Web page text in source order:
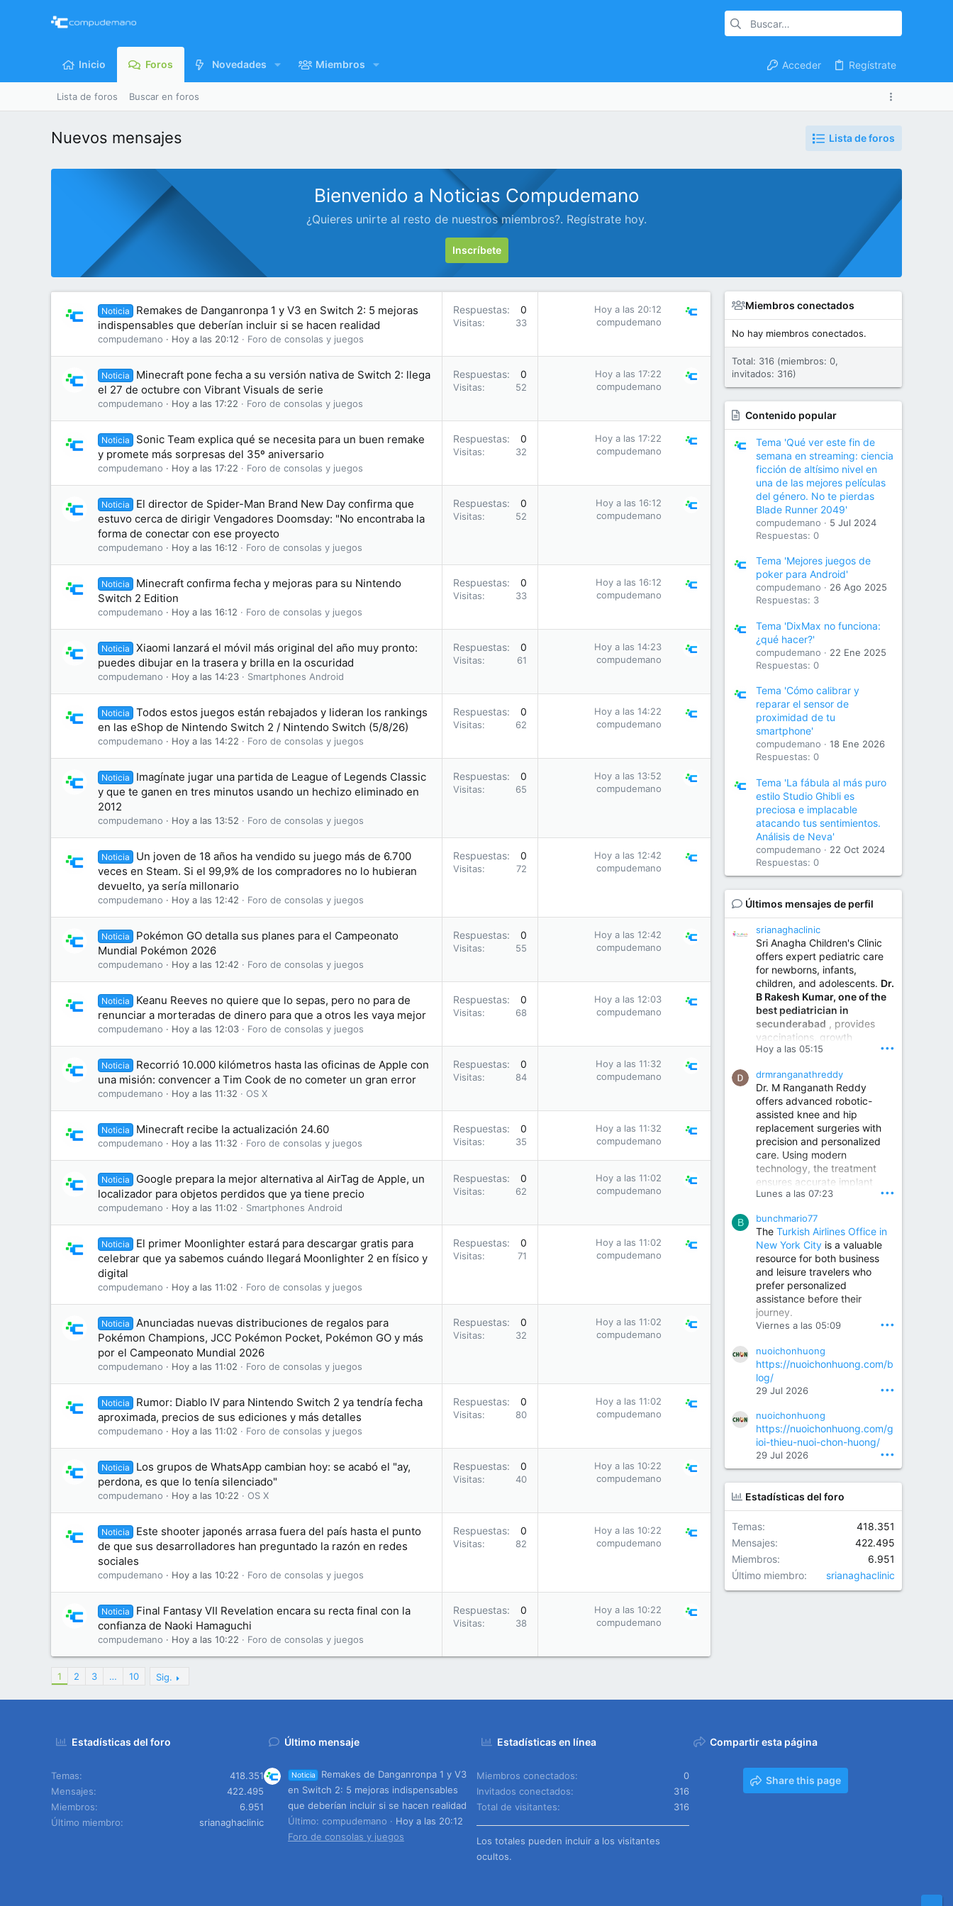
Inicio Foros Novedades Miembros Acceder Regístrate
Lista de foros Buscar en foros
Nuevos mensajes Lista de foros
Bienvenido a Noticias Compudemano
¿Quieres unirte al resto de nuestros miembros?. Regístrate hoy.
Inscríbete
Noticia
Remakes de Danganronpa 1 y V3 en Switch 2: 5 mejoras
indispensables que deberían incluir si se hacen realidad
compudemano Hoy a las 20:12 Foro de consolas y juegos
Respuestas 0
Visitas 33
Hoy a las 20:12
compudemano
Noticia
Minecraft pone fecha a su versión nativa de Switch 2: llega
el 27 de octubre con Vibrant Visuals de serie
compudemano Hoy a las 17:22 Foro de consolas y juegos
Respuestas 0
Visitas 52
Hoy a las 17:22
compudemano
Noticia
Sonic Team explica qué se necesita para un buen remake
y promete más sorpresas del 35º aniversario
compudemano Hoy a las 17:22 Foro de consolas y juegos
Respuestas 0
Visitas 32
Hoy a las 17:22
compudemano
Noticia
El director de Spider-Man Brand New Day confirma que
estuvo cerca de dirigir Vengadores Doomsday: "No encontraba la
forma de conectar con ese proyecto
compudemano Hoy a las 16:12 Foro de consolas y juegos
Respuestas 0
Visitas 52
Hoy a las 16:12
compudemano
Noticia
Minecraft confirma fecha y mejoras para su Nintendo
Switch 2 Edition
compudemano Hoy a las 16:12 Foro de consolas y juegos
Respuestas 0
Visitas 33
Hoy a las 16:12
compudemano
Noticia
Xiaomi lanzará el móvil más original del año muy pronto:
puedes dibujar en la trasera y brilla en la oscuridad
compudemano Hoy a las 14:23 Smartphones Android
Respuestas 0
Visitas 61
Hoy a las 14:23
compudemano
Noticia
Todos estos juegos están rebajados y lideran los rankings
en las eShop de Nintendo Switch 2 / Nintendo Switch (5/8/26)
compudemano Hoy a las 14:22 Foro de consolas y juegos
Respuestas 0
Visitas 62
Hoy a las 14:22
compudemano
Noticia
Imagínate jugar una partida de League of Legends Classic
y que te ganen en tres minutos usando un hechizo eliminado en
2012
compudemano Hoy a las 13:52 Foro de consolas y juegos
Respuestas 0
Visitas 65
Hoy a las 13:52
compudemano
Noticia
Un joven de 18 años ha vendido su juego más de 6.700
veces en Steam. Si el 99,9% de los compradores no lo hubieran
devuelto, ya sería millonario
compudemano Hoy a las 12:42 Foro de consolas y juegos
Respuestas 0
Visitas 72
Hoy a las 12:42
compudemano
Noticia
Pokémon GO detalla sus planes para el Campeonato
Mundial Pokémon 2026
compudemano Hoy a las 12:42 Foro de consolas y juegos
Respuestas 0
Visitas 55
Hoy a las 12:42
compudemano
Noticia
Keanu Reeves no quiere que lo sepas, pero no para de
renunciar a morteradas de dinero para que a otros les vaya mejor
compudemano Hoy a las 12:03 Foro de consolas y juegos
Respuestas 0
Visitas 68
Hoy a las 12:03
compudemano
Noticia
Recorrió 10.000 kilómetros hasta las oficinas de Apple con
una misión: convencer a Tim Cook de no cometer un gran error
compudemano Hoy a las 11:32 OS X
Respuestas 0
Visitas 84
Hoy a las 11:32
compudemano
Noticia Minecraft recibe la actualización 24.60
compudemano Hoy a las 11:32 Foro de consolas y juegos
Respuestas 0
Visitas 35
Hoy a las 11:32
compudemano
Noticia
Google prepara la mejor alternativa al AirTag de Apple, un
localizador para objetos perdidos que ya tiene precio
compudemano Hoy a las 11:02 Smartphones Android
Respuestas 0
Visitas 62
Hoy a las 11:02
compudemano
Noticia
El primer Moonlighter estará para descargar gratis para
celebrar que ya sabemos cuándo llegará Moonlighter 2 en físico y
digital
compudemano Hoy a las 11:02 Foro de consolas y juegos
Respuestas 0
Visitas 71
Hoy a las 11:02
compudemano
Noticia
Anunciadas nuevas distribuciones de regalos para
Pokémon Champions, JCC Pokémon Pocket, Pokémon GO y más
por el Campeonato Mundial 2026
compudemano Hoy a las 11:02 Foro de consolas y juegos
Respuestas 0
Visitas 32
Hoy a las 11:02
compudemano
Noticia
Rumor: Diablo IV para Nintendo Switch 2 ya tendría fecha
aproximada, precios de sus ediciones y más detalles
compudemano Hoy a las 11:02 Foro de consolas y juegos
Respuestas 0
Visitas 80
Hoy a las 11:02
compudemano
Noticia
Los grupos de WhatsApp cambian hoy: se acabó el "ay,
perdona, es que lo tenía silenciado"
compudemano Hoy a las 10:22 OS X
Respuestas 0
Visitas 40
Hoy a las 10:22
compudemano
Noticia
Este shooter japonés arrasa fuera del país hasta el punto
de que sus desarrolladores han preguntado la razón en redes
sociales
compudemano Hoy a las 10:22 Foro de consolas y juegos
Respuestas 0
Visitas 82
Hoy a las 10:22
compudemano
Noticia
Final Fantasy VII Revelation encara su recta final con la
confianza de Naoki Hamaguchi
compudemano Hoy a las 10:22 Foro de consolas y juegos
Respuestas 0
Visitas 38
Hoy a las 10:22
compudemano
1 2 3 … 10 Sig.
Miembros conectados
No hay miembros conectados.
Total: 316 (miembros: 0,
invitados: 316)
Contenido popular
Tema 'Qué ver este fin de
semana en streaming: ciencia
ficción de altísimo nivel en
una de las mejores películas
del género. No te pierdas
Blade Runner 2049'
compudemano
5 Jul 2024
Respuestas: 0
Tema 'Mejores juegos de
poker para Android'
compudemano
26 Ago 2025
Respuestas: 3
Tema 'DixMax no funciona:
¿qué hacer?'
compudemano
22 Ene 2025
Respuestas: 0
Tema 'Cómo calibrar y
reparar el sensor de
proximidad de tu
smartphone'
compudemano
18 Ene 2026
Respuestas: 0
Tema 'La fábula al más puro
estilo Studio Ghibli es
preciosa e implacable
atacando tus sentimientos.
Análisis de Neva'
compudemano
22 Oct 2024
Respuestas: 0
Últimos mensajes de perfil
srianaghaclinic
Sri Anagha Children's Clinic
offers expert pediatric care
for newborns, infants,
children, and adolescents. Dr.
B Rakesh Kumar, one of the
best pediatrician in
secunderabad , provides
vaccinations, growth
monitoring, newborn care,
illnesses, nutrition guidance,
and preventive healthcare in
a child-friendly environment.
Children Hospital in Secunderabad | Best Pediatrician in Hyderabad | Neonatologist in Medchal
Our pediatrician and
Neonatologist team at...
www.srianaghaclinic.com
Hoy a las 05:15 •••
drmranganathreddy
Dr. M Ranganath Reddy
offers advanced robotic-
assisted knee and hip
replacement surgeries with
precision and personalized
care. Using modern
technology, the treatment
ensures accurate implant
placement, reduced pain,
improved joint function,
helping patients return to an
active and comfortable
lifestyle.
Orthopedic Surgeon in Kondapur | Best Orthopedic Doctor in Kondapur | Dr. M. Ranganath Reddy
Consult Dr. M. Ranganath
Reddy, the best...
www.drranganathreddy.co
m
Lunes a las 07:23 •••
B bunchmario77
The Turkish Airlines Office in
New York City is a valuable
resource for both business
and leisure travelers who
prefer personalized
assistance before their
journey.
Viernes a las 05:09 •••
nuoichonhuong
https://nuoichonhuong.com/b
log/
29 Jul 2026 •••
nuoichonhuong
https://nuoichonhuong.com/g
ioi-thieu-nuoi-chon-huong/
29 Jul 2026 •••
Estadísticas del foro
Temas
418.351
Mensajes
422.495
Miembros
6.951
Último miembro
srianaghaclinic
Estadísticas del foro
Temas
418.351
Mensajes
422.495
Miembros
6.951
Último miembro
srianaghaclinic
Último mensaje
Noticia
Remakes de Danganronpa 1 y V3
en Switch 2: 5 mejoras indispensables
que deberían incluir si se hacen realidad
Último: compudemano
Hoy a las 20:12
Foro de consolas y juegos
Estadísticas en línea
Miembros conectados
0
Invitados conectados
316
Total de visitantes
316
Los totales pueden incluir a los visitantes
ocultos.
Compartir esta página
Share this page